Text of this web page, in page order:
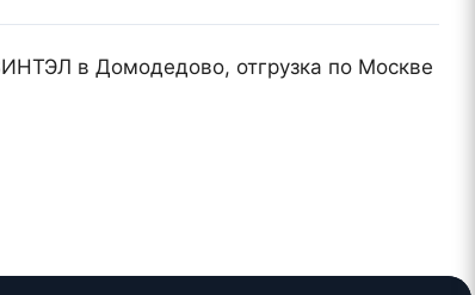
в Домодедово, отгрузка по Москве